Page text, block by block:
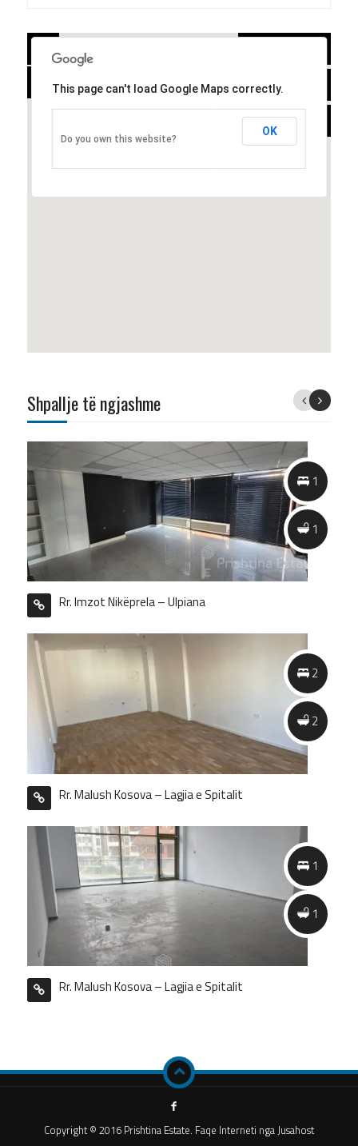
This page can't load Google Maps correctly.
Do you own this website?
OK
+
SATELLITE
HYBRID
Shpallje të ngjashme
1
1
Rr. Imzot Nikëprela – Ulpiana
2
2
Rr. Malush Kosova – Lagjia e Spitalit
1
1
Rr. Malush Kosova – Lagjia e Spitalit
Copyright © 2016 Prishtina Estate. Faqe Interneti nga Jusahost